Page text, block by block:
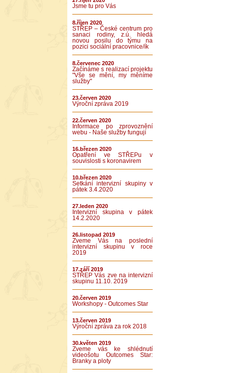
Jsme tu pro Vás
8.říjen 2020
STŘEP – České centrum pro
sanaci rodiny, z.ú. hledá
novou posilu do týmu na
pozici sociální pracovnice/ík
8.červenec 2020
Začínáme s realizací projektu
"Vše se mění, my měníme
služby"
23.červen 2020
Výroční zpráva 2019
22.červen 2020
Informace po zprovoznění
webu - Naše služby fungují
16.březen 2020
Opatření ve STŘEPu v
souvislosti s koronavirem
10.březen 2020
Setkání intervizní skupiny v
pátek 3.4.2020
27.leden 2020
Intervizní skupina v pátek
14.2.2020
26.listopad 2019
Zveme Vás na poslední
intervizní skupinu v roce
2019
17.září 2019
STŘEP Vás zve na intervizní
skupinu 11.10. 2019
20.červen 2019
Workshopy - Outcomes Star
13.červen 2019
Výroční zpráva za rok 2018
30.květen 2019
Zveme vás ke shlédnutí
videošotu Outcomes Star:
Branky a ploty